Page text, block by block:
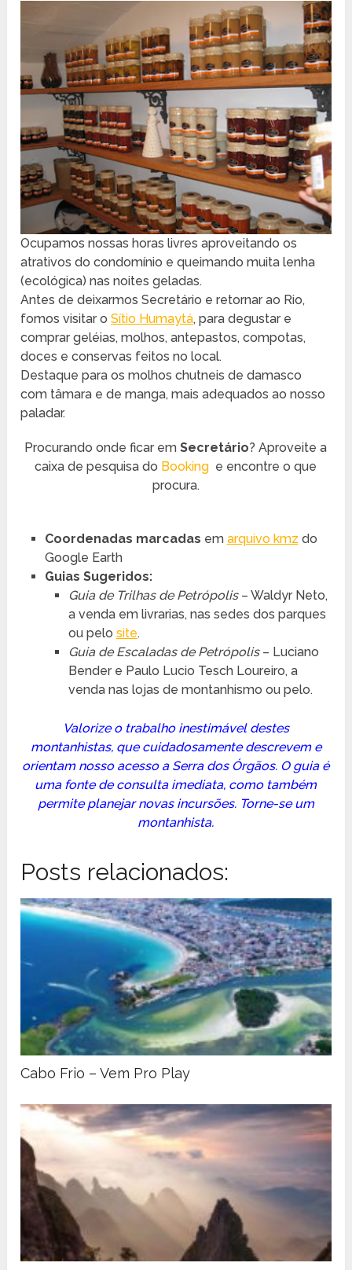
Ocupamos nossas horas livres aproveitando os
atrativos do condomínio e queimando muita lenha
(ecológica) nas noites geladas.
Antes de deixarmos Secretário e retornar ao Rio,
fomos visitar oSítio Humaytá, para degustar e
comprar geléias, molhos, antepastos, compotas,
doces e conservas feitos no local.
Destaque para os molhos chutneis de damasco
com tâmara e de manga, mais adequados ao nosso
paladar.
Procurando onde ficar emSecretário? Aproveite a
caixa de pesquisa do Booking e encontre o que
procura.
Coordenadas marcadas em arquivo kmz do
Google Earth
Guias Sugeridos:
Guia de Trilhas de Petrópolis– Waldyr Neto,
a venda em livrarias, nas sedes dos parques
ou pelo site.
Guia de Escaladas de Petrópolis– Luciano
Bender e Paulo Lucio Tesch Loureiro, a
venda nas lojas de montanhismo ou pelo.
Valorize o trabalho inestimável destes
montanhistas, que cuidadosamente descrevem e
orientam nosso acesso a Serra dos Órgãos. O guia é
uma fonte de consulta imediata, como também
permite planejar novas incursões. Torne-se um
montanhista.
Posts relacionados:
Cabo Frio – Vem Pro Play